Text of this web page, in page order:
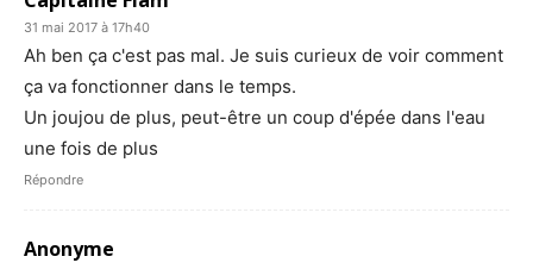
31 mai 2017 à 17h40
Ah ben ça c'est pas mal. Je suis curieux de voir comment
ça va fonctionner dans le temps.
Un joujou de plus, peut-être un coup d'épée dans l'eau
une fois de plus
Répondre
Anonyme